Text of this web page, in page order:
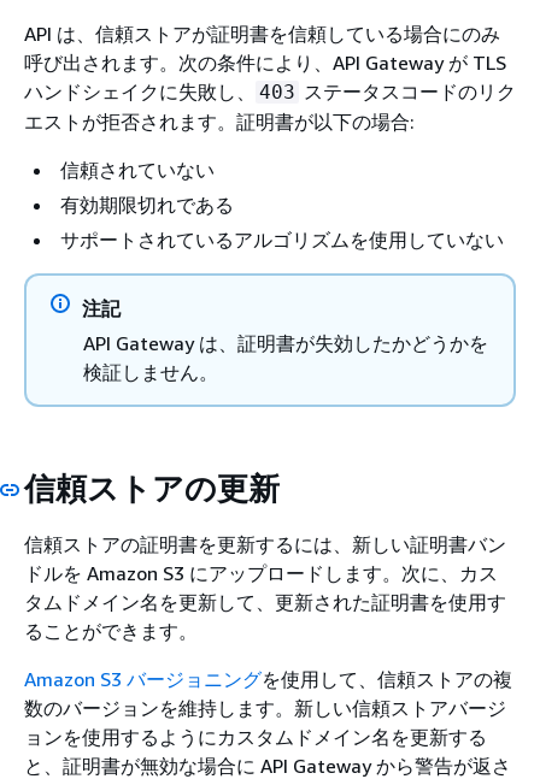
API は、信頼ストアが証明書を信頼している場合にのみ
呼び出されます。次の条件により、API Gateway が TLS
ハンドシェイクに失敗し、
403 ステータスコードのリク
エストが拒否されます。証明書が以下の場合:
信頼されていない
有効期限切れである
サポートされているアルゴリズムを使用していない
注記
API Gateway は、証明書が失効したかどうかを
検証しません。
信頼ストアの更新
信頼ストアの証明書を更新するには、新しい証明書バン
ドルを Amazon S3 にアップロードします。次に、カス
タムドメイン名を更新して、更新された証明書を使用す
ることができます。
Amazon S3 バージョニングを使用して、信頼ストアの複
数のバージョンを維持します。新しい信頼ストアバージ
ョンを使用するようにカスタムドメイン名を更新する
と、証明書が無効な場合に API Gateway から警告が返さ